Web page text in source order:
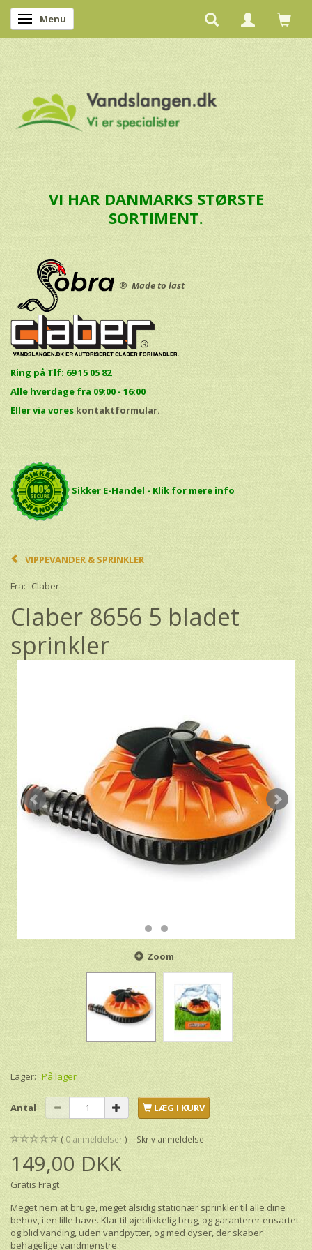
Skifte navigation
Menu
VI HAR DANMARKS STØRSTE
SORTIMENT.
® Made to last
Ring på Tlf: 69 15 05 82
Alle hverdage fra 09:00 - 16:00
Eller via vores kontaktformular.
Sikker E-Handel - Klik for mere info
VIPPEVANDER & SPRINKLER
Fra: Claber
Claber 8656 5 bladet
sprinkler
Zoom
Lager: På lager
Antal LÆG I KURV
0 anmeldelser Skriv anmeldelse
149,00 DKK
Gratis Fragt
Meget nem at bruge, meget alsidig stationær sprinkler til alle dine
behov, i en lille have. Klar til øjeblikkelig brug, og garanterer ensartet
og blid vanding, uden vandpytter, og med dyser, der skaber
behagelige vandmønstre.